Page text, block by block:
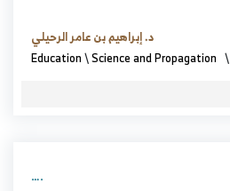
د. إبراهيم بن عامر الرحيلي
Education\Science and Propagation \
….